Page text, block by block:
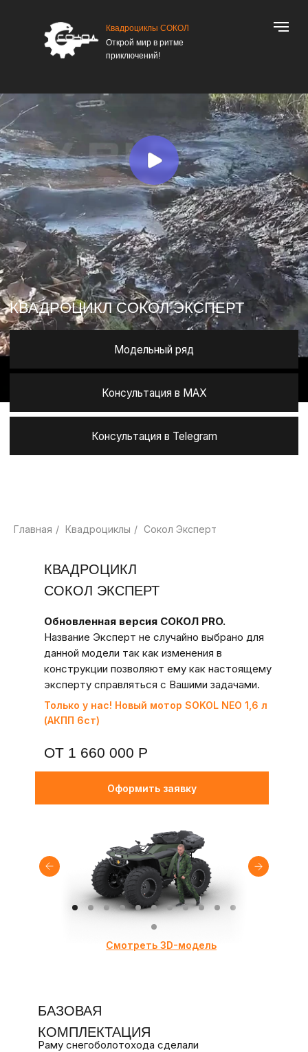
Квадроциклы СОКОЛ
Открой мир в ритме
приключений!
КВАДРОЦИКЛ СОКОЛ ЭКСПЕРТ
Консультация в Telegram
Консультация в MAX
Модельный ряд
Главная / Квадроциклы / Сокол Эксперт
КВАДРОЦИКЛ
СОКОЛ ЭКСПЕРТ
ОТ 1 660 000 Р
Обновленная версия СОКОЛ PRO.
Название Эксперт не случайно выбрано для
данной модели так как изменения в
конструкции позволяют ему как настоящему
эксперту справляться с Вашими задачами.
Только у нас! Новый мотор SOKOL NЕО 1,6 л
(АКПП 6ст)
Смотреть 3D-модель
Оформить заявку
БАЗОВАЯ
КОМПЛЕКТАЦИЯ
Раму снегоболотохода сделали